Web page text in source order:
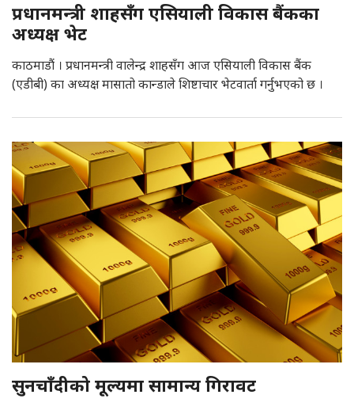
प्रधानमन्त्री शाहसँग एसियाली विकास बैंकका
अध्यक्ष भेट
काठमाडौं । प्रधानमन्त्री वालेन्द्र शाहसँग आज एसियाली विकास बैंक
(एडीबी) का अध्यक्ष मासातो कान्डाले शिष्टाचार भेटवार्ता गर्नुभएको छ ।
सुनचाँदीको मूल्यमा सामान्य गिरावट